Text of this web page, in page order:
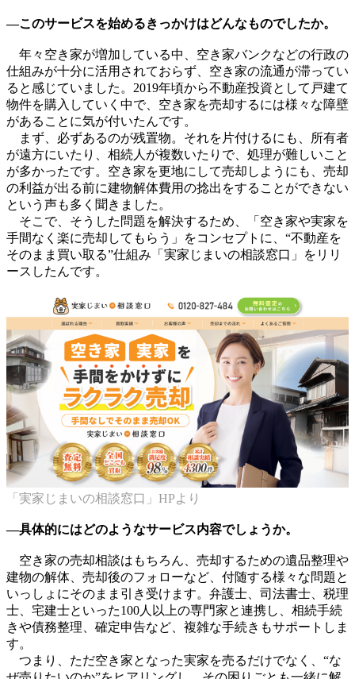
―このサービスを始めるきっかけはどんなものでしたか。
年々空き家が増加している中、空き家バンクなどの行政の
仕組みが十分に活用されておらず、空き家の流通が滞ってい
ると感じていました。2019年頃から不動産投資として戸建て
物件を購入していく中で、空き家を売却するには様々な障壁
があることに気が付いたんです。
まず、必ずあるのが残置物。それを片付けるにも、所有者
が遠方にいたり、相続人が複数いたりで、処理が難しいこと
が多かったです。空き家を更地にして売却しようにも、売却
の利益が出る前に建物解体費用の捻出をすることができない
という声も多く聞きました。
そこで、そうした問題を解決するため、「空き家や実家を
手間なく楽に売却してもらう」をコンセプトに、“不動産を
そのまま買い取る”仕組み「実家じまいの相談窓口」をリリ
ースしたんです。
「実家じまいの相談窓口」HPより
―具体的にはどのようなサービス内容でしょうか。
空き家の売却相談はもちろん、売却するための遺品整理や
建物の解体、売却後のフォローなど、付随する様々な問題と
いっしょにそのまま引き受けます。弁護士、司法書士、税理
士、宅建士といった100人以上の専門家と連携し、相続手続
きや債務整理、確定申告など、複雑な手続きもサポートしま
す。
つまり、ただ空き家となった実家を売るだけでなく、“な